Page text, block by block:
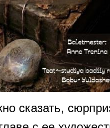
сказать,